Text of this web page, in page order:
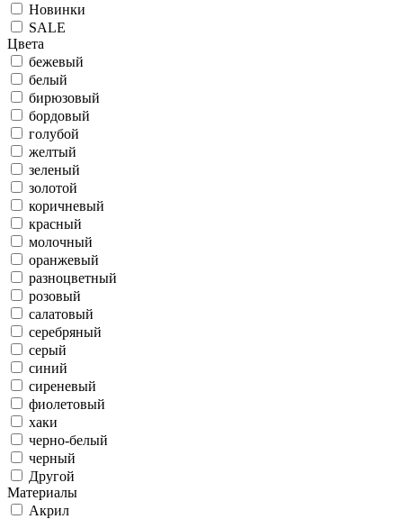
Новинки
SALE
Цвета
бежевый
белый
бирюзовый
бордовый
голубой
желтый
зеленый
золотой
коричневый
красный
молочный
оранжевый
разноцветный
розовый
салатовый
серебряный
серый
синий
сиреневый
фиолетовый
хаки
черно-белый
черный
Другой
Материалы
Акрил